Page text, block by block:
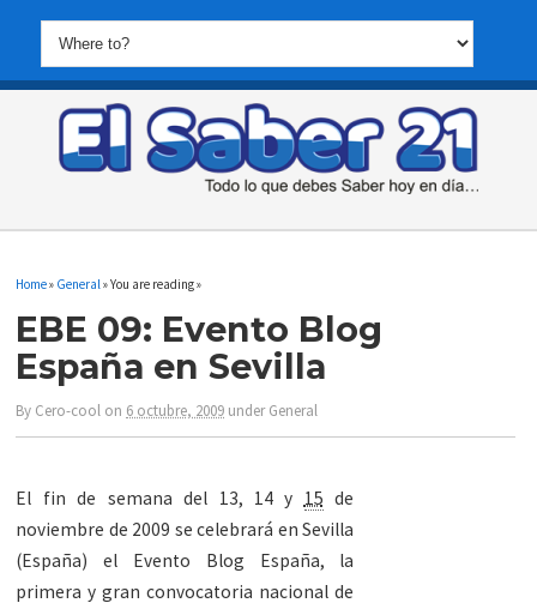
Home» General » You are reading »
EBE 09: Evento Blog
España en Sevilla
By Cero-cool on 6 octubre, 2009 underGeneral
El fin de semana del 13, 14 y 15 de
noviembre de 2009 se celebrará en Sevilla
(España) el Evento Blog España, la
primera y gran convocatoria nacional de